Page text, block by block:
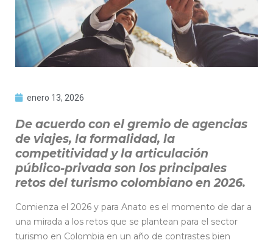
enero 13, 2026
De acuerdo con el gremio de agencias
de viajes, la formalidad, la
competitividad y la articulación
público-privada son los principales
retos del turismo colombiano en 2026.
Comienza el 2026 y para Anato es el momento de dar a
una mirada a los retos que se plantean para el sector
turismo en Colombia en un año de contrastes bien